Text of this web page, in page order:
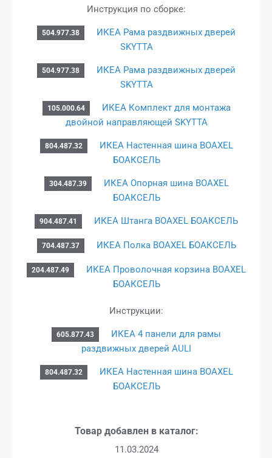
Инструкция по сборке:
504.977.38
ИКЕА Рама раздвижных дверей
SKYTTA
504.977.38
ИКЕА Рама раздвижных дверей
SKYTTA
105.000.64
ИКЕА Комплект для монтажа
двойной направляющей SKYTTA
804.487.32
ИКЕА Настенная шина BOAXEL
БОАКСЕЛЬ
304.487.39
ИКЕА Опорная шина BOAXEL
БОАКСЕЛЬ
904.487.41 ИКЕА Штанга BOAXEL БОАКСЕЛЬ
704.487.37 ИКЕА Полка BOAXEL БОАКСЕЛЬ
204.487.49
ИКЕА Проволочная корзина BOAXEL
БОАКСЕЛЬ
Инструкции:
605.877.43
ИКЕА 4 панели для рамы
раздвижных дверей AULI
804.487.32
ИКЕА Настенная шина BOAXEL
БОАКСЕЛЬ
Товар добавлен в каталог:
11.03.2024